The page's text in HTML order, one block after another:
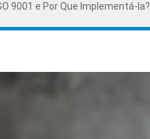
9001 e Por Que Implementá-la?